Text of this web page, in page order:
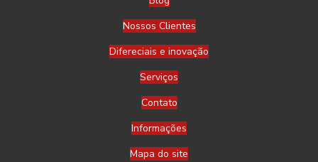
Nossos Clientes
Difereciais e inovação
Serviços
Contato
Informações
Mapa do site